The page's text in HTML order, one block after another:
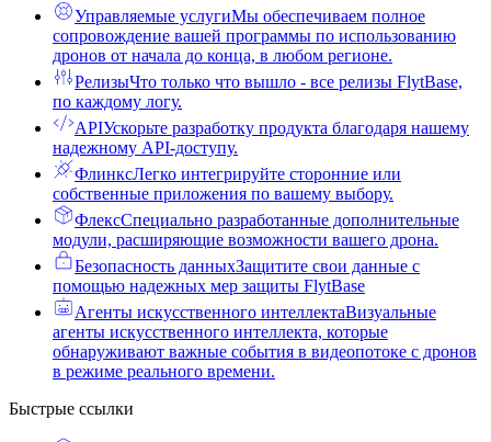
Управляемые услугиМы обеспечиваем полное
сопровождение вашей программы по использованию
дронов от начала до конца, в любом регионе.
РелизыЧто только что вышло - все релизы FlytBase,
по каждому логу.
APIУскорьте разработку продукта благодаря нашему
надежному API-доступу.
ФлинксЛегко интегрируйте сторонние или
собственные приложения по вашему выбору.
ФлексСпециально разработанные дополнительные
модули, расширяющие возможности вашего дрона.
Безопасность данныхЗащитите свои данные с
помощью надежных мер защиты FlytBase
Агенты искусственного интеллектаВизуальные
агенты искусственного интеллекта, которые
обнаруживают важные события в видеопотоке с дронов
в режиме реального времени.
Быстрые ссылки